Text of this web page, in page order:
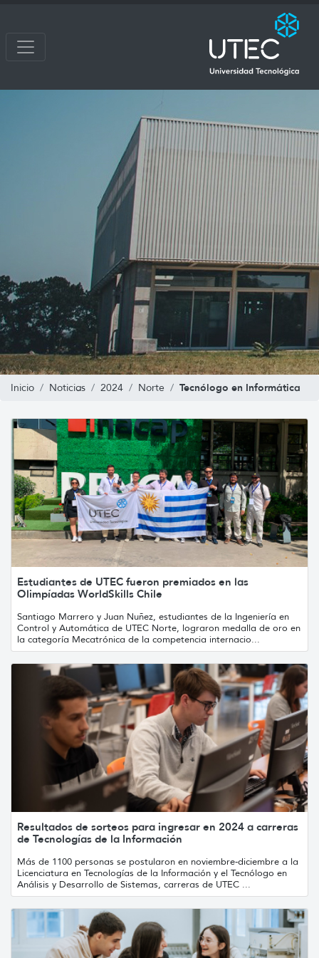
Inicio Noticias 2024 Norte Tecnólogo en Informática
Estudiantes de UTEC fueron premiados en las
Olimpíadas WorldSkills Chile
Santiago Marrero y Juan Nuñez, estudiantes de la Ingeniería en
Control y Automática de UTEC Norte, lograron medalla de oro en
la categoría Mecatrónica de la competencia internacio...
Resultados de sorteos para ingresar en 2024 a carreras
de Tecnologías de la Información
Más de 1100 personas se postularon en noviembre-diciembre a la
Licenciatura en Tecnologías de la Información y el Tecnólogo en
Análisis y Desarrollo de Sistemas, carreras de UTEC ...